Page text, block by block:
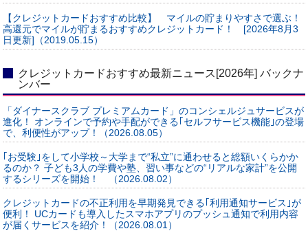
【クレジットカードおすすめ比較】 マイルの貯まりやすさで選ぶ！
高還元でマイルが貯まるおすすめクレジットカード！ [2026年8月3
日更新]（2019.05.15）
クレジットカードおすすめ最新ニュース[2026年] バックナ
ンバー
「ダイナースクラブ プレミアムカード」のコンシェルジュサービスが
進化！ オンラインで予約や手配ができる｢セルフサービス機能｣の登場
で、利便性がアップ！（2026.08.05）
｢お受験｣をして小学校～大学まで“私立”に通わせると総額いくらかか
るのか？ 子ども3人の学費や塾、習い事などの“リアルな家計”を公開
するシリーズを開始！ （2026.08.02）
クレジットカードの不正利用を早期発見できる｢利用通知サービス｣が
便利！ UCカードも導入したスマホアプリのプッシュ通知で利用内容
が届くサービスを紹介！（2026.08.01）